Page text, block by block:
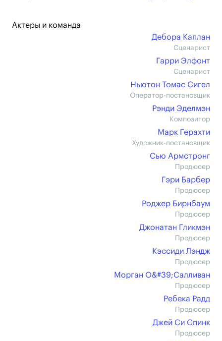
Актеры и команда
Дебора Каплан
Сценарист
Гарри Элфонт
Сценарист
Ньютон Томас Сигел
Оператор-постановщик
Рэнди Эделмэн
Композитор
Марк Герахти
Художник-постановщик
Сью Армстронг
Продюсер
Гэри Барбер
Продюсер
Роджер Бирнбаум
Продюсер
Джонатан Гликмэн
Продюсер
Кэссиди Лэндж
Продюсер
Морган О&#39;Салливан
Продюсер
Ребека Радд
Продюсер
Джей Си Спинк
Продюсер